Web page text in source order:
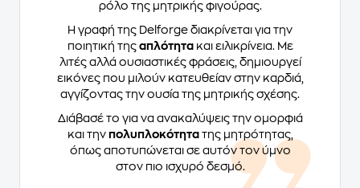
ρόλο της μητρικής φιγούρας.
Η γραφή της Delforge διακρίνεται για την
ποιητική της απλότητακαι ειλικρίνεια. Με
λιτές αλλά ουσιαστικές φράσεις, δημιουργεί
εικόνες που μιλούν κατευθείαν στην καρδιά,
αγγίζοντας την ουσία της μητρικής σχέσης.
Διάβασέ το για να ανακαλύψεις την ομορφιά
και την πολυπλοκότητατης μητρότητας,
όπως αποτυπώνεται σε αυτόν τον ύμνο
στον πιο ισχυρό δεσμό.